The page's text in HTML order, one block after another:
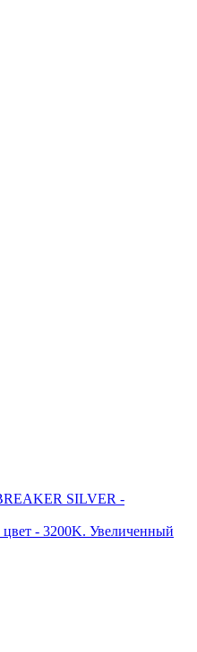
SILVER -
- 3200K. Увеличенный